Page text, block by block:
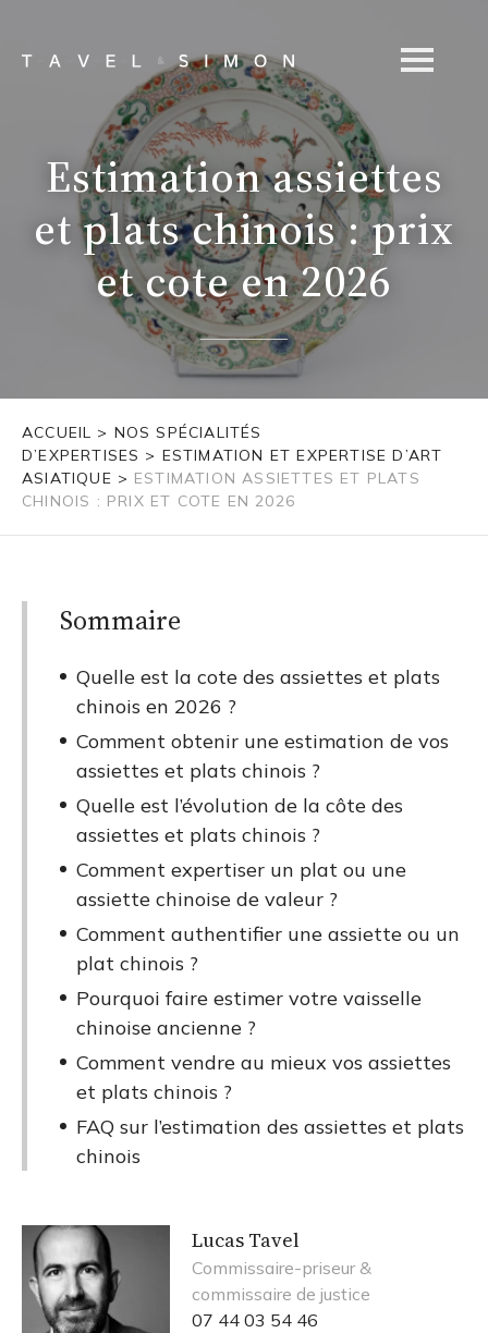
Estimation assiettes
et plats chinois : prix
et cote en 2026
ACCUEIL > NOS SPÉCIALITÉS
D’EXPERTISES > ESTIMATION ET EXPERTISE D’ART
ASIATIQUE > ESTIMATION ASSIETTES ET PLATS
CHINOIS : PRIX ET COTE EN 2026
Sommaire
Quelle est la cote des assiettes et plats
chinois en 2026 ?
Comment obtenir une estimation de vos
assiettes et plats chinois ?
Quelle est l’évolution de la côte des
assiettes et plats chinois ?
Comment expertiser un plat ou une
assiette chinoise de valeur ?
Comment authentifier une assiette ou un
plat chinois ?
Pourquoi faire estimer votre vaisselle
chinoise ancienne ?
Comment vendre au mieux vos assiettes
et plats chinois ?
FAQ sur l’estimation des assiettes et plats
chinois
Lucas Tavel
Commissaire-priseur &
commissaire de justice
07 44 03 54 46